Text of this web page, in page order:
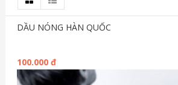
DẦU NÓNG HÀN QUỐC
100.000 đ